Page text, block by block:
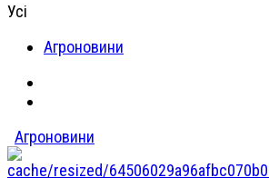
Усі
Агроновини
Агроновини